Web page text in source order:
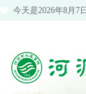
今天是2026年8月7